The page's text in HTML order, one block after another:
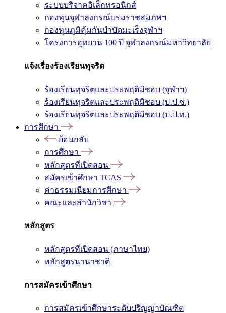
ระบบบริจาคอิเล็กทรอนิกส์
กองทุนจุฬาลงกรณ์บรมราชสมภพฯ
กองทุนภูมิคุ้มกันบำบัดมะเร็งจุฬาฯ
โครงการอุทยาน 100 ปี จุฬาลงกรณ์มหาวิทยาลัย
แจ้งเรื่องร้องเรียนทุจริต
ร้องเรียนทุจริตและประพฤติมิชอบ (จุฬาฯ)
ร้องเรียนทุจริตและประพฤติมิชอบ (ป.ป.ช.)
ร้องเรียนทุจริตและประพฤติมิชอบ (ป.ป.ท.)
การศึกษา
ย้อนกลับ
การศึกษา
หลักสูตรที่เปิดสอน
สมัครเข้าศึกษา TCAS
ค่าธรรมเนียมการศึกษา
คณะและสำนักวิชา
หลักสูตร
หลักสูตรที่เปิดสอน (ภาษาไทย)
หลักสูตรนานาชาติ
การสมัครเข้าศึกษา
การสมัครเข้าศึกษาระดับปริญญาบัณฑิต